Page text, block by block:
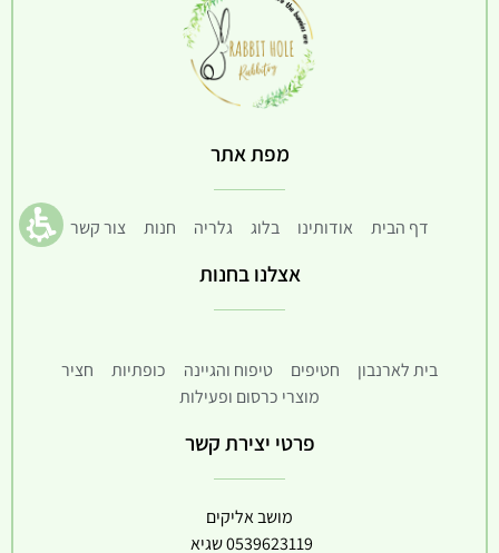
מפת אתר
דף הבית אודותינו בלוג גלריה חנות צור קשר
אצלנו בחנות
בית לארנבון חטיפים טיפוח והגיינה כופתיות
חציר
מוצרי כרסום ופעילות
פרטי יצירת קשר
מושב אליקים
0539623119שגיא